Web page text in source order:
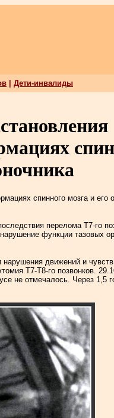
Дети-инвалиды
спинного мозга и его
перелома Т7-го
функции тазовых
нарушения движений и
Т7-Т8-го позвонков.
не отмечалось. Через 1,5